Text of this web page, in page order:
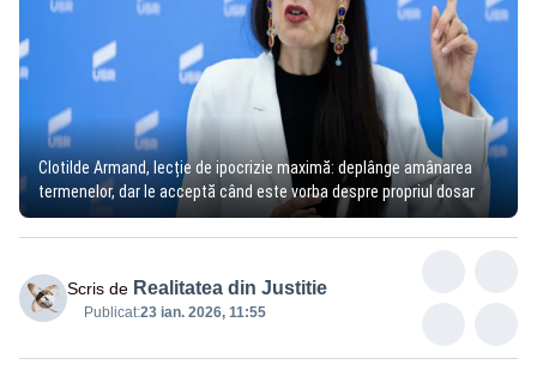
Clotilde Armand, lecție de ipocrizie maximă: deplânge amânarea
termenelor, dar le acceptă când este vorba despre propriul dosar
Scris de Realitatea din Justitie
Publicat:23 ian. 2026, 11:55